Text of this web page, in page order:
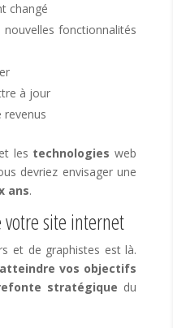
changé
fonctionnalités
à jour
revenus
et les technologies web
devriez envisager une
ans.
site internet
et de graphistes est là.
atteindre vos objectifs
stratégique du